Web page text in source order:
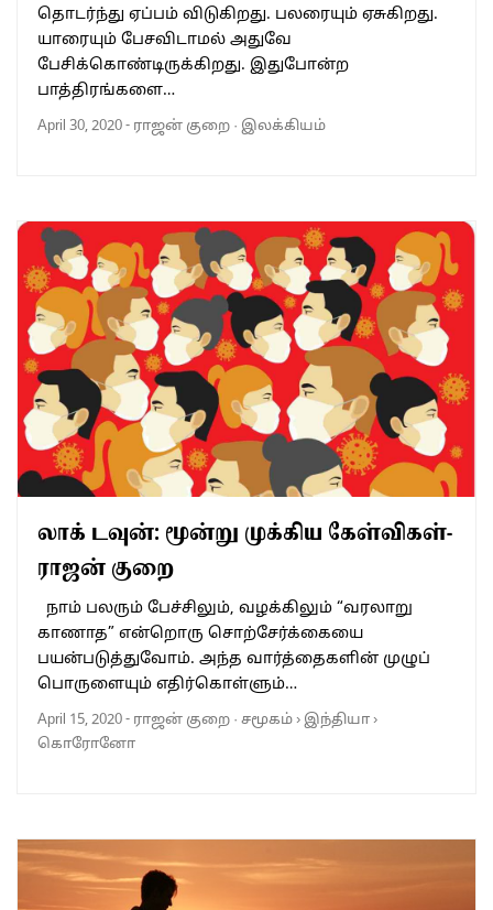
தொடர்ந்து ஏப்பம் விடுகிறது. பலரையும் ஏசுகிறது.
யாரையும் பேசவிடாமல் அதுவே
பேசிக்கொண்டிருக்கிறது. இதுபோன்ற
பாத்திரங்களை…
April 30, 2020- ராஜன் குறை · இலக்கியம்
லாக் டவுன்: மூன்று முக்கிய கேள்விகள்-
ராஜன் குறை
நாம் பலரும் பேச்சிலும், வழக்கிலும் “வரலாறு
காணாத” என்றொரு சொற்சேர்க்கையை
பயன்படுத்துவோம். அந்த வார்த்தைகளின் முழுப்
பொருளையும் எதிர்கொள்ளும்…
April 15, 2020- ராஜன் குறை · சமூகம்› இந்தியா›
கொரோனோ